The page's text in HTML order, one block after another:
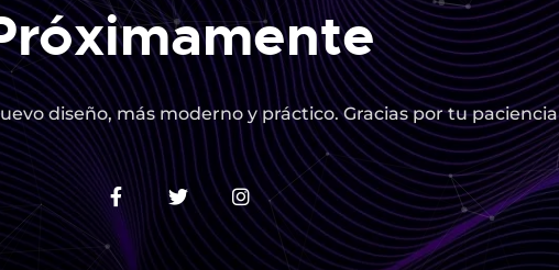
diseño, más moderno y práctico. Gracias por tu paciencia